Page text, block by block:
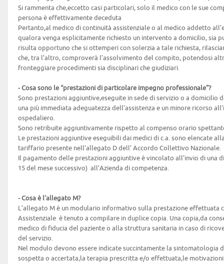
Si rammenta che,eccetto casi particolari, solo il medico con le sue
persona è effettivamente deceduta
Pertanto,al medico di continuità assistenziale o al medico addetto
qualora venga esplicitamente richiesto un intervento a domicilio, sia
risulta opportuno che si ottemperi con solerzia a tale richiesta,
che, tra l’altro, comproverà l’assolvimento del compito, potendosi
fronteggiare procedimenti sia disciplinari che giudiziari.
- Cosa sono le “prestazioni di particolare impegno professionale”?
Sono prestazioni aggiuntive,eseguite in sede di servizio o a domicilio
una più immediata adeguatezza dell’assistenza e un minore ricorso
ospedaliero.
Sono retribuite aggiuntivamente rispetto al compenso orario
Le prestazioni aggiuntive eseguibili dai medici di c.a. sono elencate
tariffario presente nell’allegato D dell’ Accordo Collettivo Nazionale.
Il pagamento delle prestazioni aggiuntive è vincolato all’invio di una
15 del mese successivo) all’Azienda di competenza.
- Cosa è l’allegato M?
L’allegato M è un modulario informativo sulla prestazione effettuata
Assistenziale è tenuto a compilare in duplice copia. Una copia,da
medico di fiducia del paziente o alla struttura sanitaria in caso di
del servizio.
Nel modulo devono essere indicate succintamente la sintomatologia
sospetta o accertata,la terapia prescritta e/o effettuata,le